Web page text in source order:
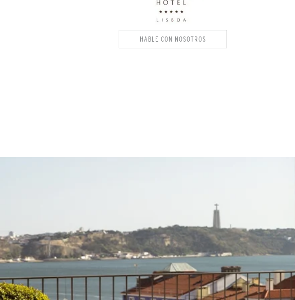
HABLE CON NOSOTROS